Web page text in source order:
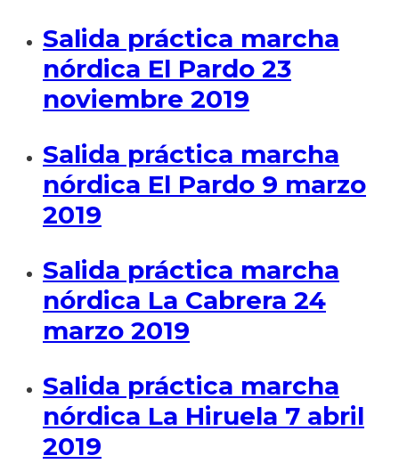
Salida práctica marcha
nórdica El Pardo 23
noviembre 2019
Salida práctica marcha
nórdica El Pardo 9 marzo
2019
Salida práctica marcha
nórdica La Cabrera 24
marzo 2019
Salida práctica marcha
nórdica La Hiruela 7 abril
2019